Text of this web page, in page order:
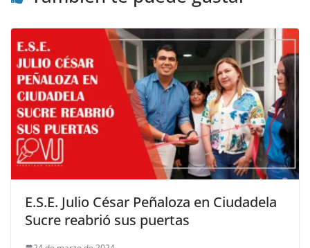
E.S.E. Julio César Peñaloza en Ciudadela
Sucre reabrió sus puertas